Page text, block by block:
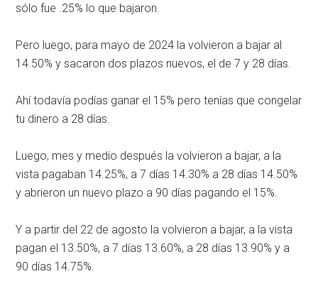
sólo fue .25% lo que bajaron.
Pero luego, para mayo de 2024 la volvieron a bajar al
14.50% y sacaron dos plazos nuevos, el de 7 y 28 días.
Ahí todavía podías ganar el 15% pero tenías que congelar
tu dinero a 28 días.
Luego, mes y medio después la volvieron a bajar, a la
vista pagaban 14.25%, a 7 días 14.30% a 28 días 14.50%
y abrieron un nuevo plazo a 90 días pagando el 15%.
Y a partir del 22 de agosto la volvieron a bajar, a la vista
pagan el 13.50%, a 7 días 13.60%, a 28 días 13.90% y a
90 días 14.75%.